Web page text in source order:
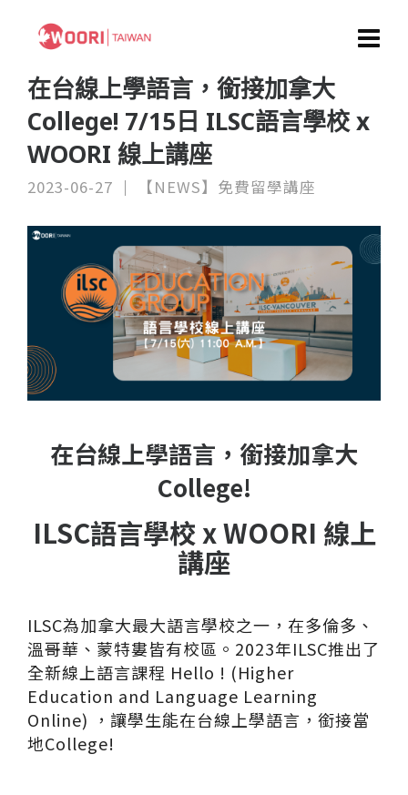
在台線上學語言，銜接加拿大
College! 7/15日 ILSC語言學校 x
WOORI 線上講座
2023-06-27 【NEWS】免費留學講座
在台線上學語言，銜接加拿大
College!
ILSC語言學校 x WOORI 線上
講座
ILSC為加拿大最大語言學校之一，在多倫多、
溫哥華、蒙特婁皆有校區。2023年ILSC推出了
全新線上語言課程 Hello ! (Higher
Education and Language Learning
Online) ，讓學生能在台線上學語言，銜接當
地College!